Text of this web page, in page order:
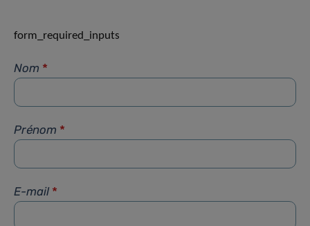
form_required_inputs
Nom *
Prénom *
E-mail *